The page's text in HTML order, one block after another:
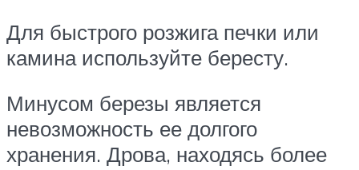
Для быстрого розжига печки или
камина используйте бересту.
Минусом березы является
невозможность ее долгого
хранения. Дрова, находясь более